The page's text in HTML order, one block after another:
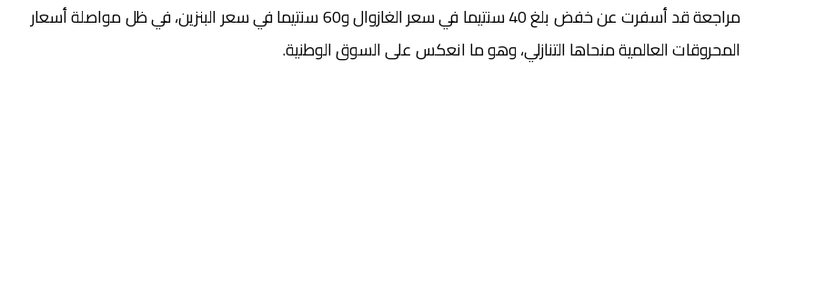
مراجعة قد أسفرت عن خفض بلغ 40 سنتيما في سعر الغازوال و60 سنتيما في سعر البنزين، في ظل مواصلة أسعار
المحروقات العالمية منحاها التنازلي، وهو ما انعكس على السوق الوطنية.